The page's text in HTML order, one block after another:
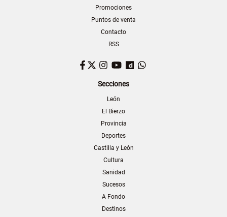
Promociones
Puntos de venta
Contacto
RSS
Facebook
TwitterInstagram
YouTubeDailymotion
Secciones
León
El Bierzo
Provincia
Deportes
Castilla y León
Cultura
Sanidad
Sucesos
A Fondo
Destinos